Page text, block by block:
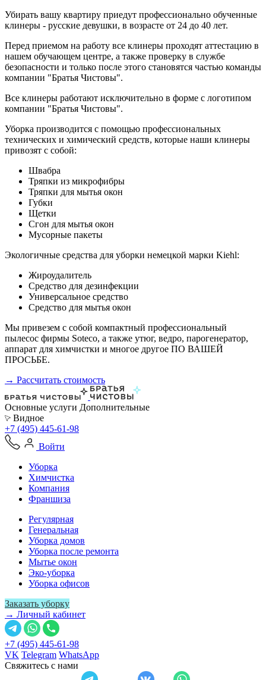
Убирать вашу квартиру приедут профессионально обученные
клинеры - русские девушки, в возрасте от 24 до 40 лет.
Перед приемом на работу все клинеры проходят аттестацию в
нашем обучающем центре, а также проверку в службе
безопасности и только после этого становятся частью команды
компании "Братья Чистовы".
Все клинеры работают исключительно в форме с логотипом
компании "Братья Чистовы".
Уборка производится с помощью профессиональных
технических и химический средств, которые наши клинеры
привозят с собой:
Швабра
Тряпки из микрофибры
Тряпки для мытья окон
Губки
Щетки
Сгон для мытья окон
Мусорные пакеты
Экологичные средства для уборки немецкой марки Kiehl:
Жироудалитель
Средство для дезинфекции
Универсальное средство
Средство для мытья окон
Мы привезем с собой компактный профессиональный
пылесос фирмы Soteco, а также утюг, ведро, парогенератор,
аппарат для химчистки и многое другое ПО ВАШЕЙ
ПРОСЬБЕ.
→ Рассчитать стоимость
Основные услуги Дополнительные
Видное
+7 (495) 445-61-98
Войти
Уборка
Химчистка
Компания
Франшиза
Регулярная
Генеральная
Уборка домов
Уборка после ремонта
Мытье окон
Эко-уборка
Уборка офисов
Заказать уборку
→ Личный кабинет
+7 (495) 445-61-98
VK Telegram WhatsApp
Свяжитесь с нами